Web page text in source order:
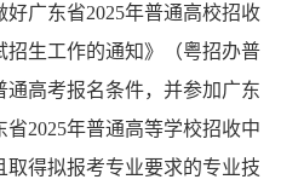
好广东省2025年普通高校招收
生工作的通知》（粤招办普
通高考报名条件，并参加广东
2025年普通高等学校招收中
得拟报考专业要求的专业技